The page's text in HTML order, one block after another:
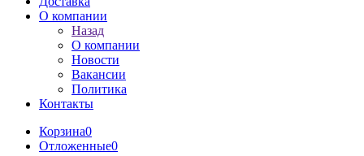
О компании
Назад
О компании
Новости
Вакансии
Политика
Контакты
Корзина0
Отложенные0